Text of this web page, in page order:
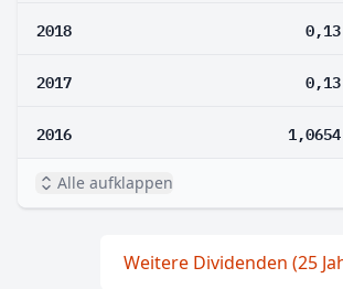
2018 0,13
2017 0,13
2016
Alle aufklappen
Weitere Dividenden (25